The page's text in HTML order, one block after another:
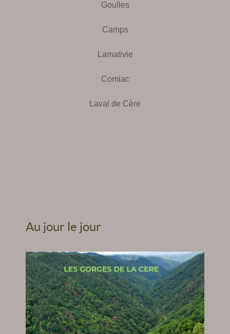
Goulles
Camps
Lamativie
Comiac
Laval de Cère
Au jour le jour